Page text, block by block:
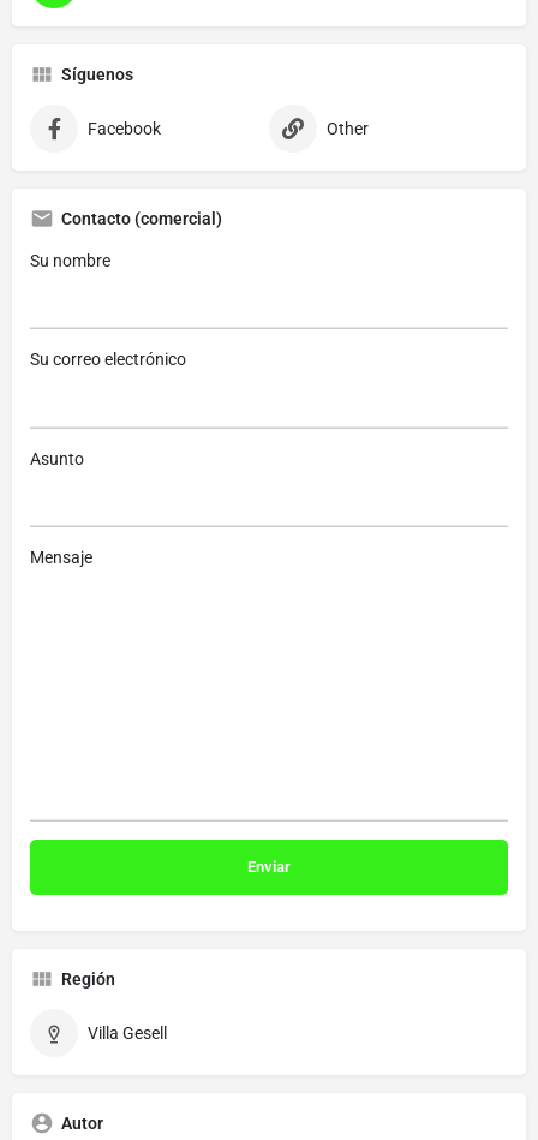
Síguenos
Facebook Other
Contacto (comercial)
Su nombre
Su correo electrónico
Asunto
Mensaje
Región
Villa Gesell
Autor